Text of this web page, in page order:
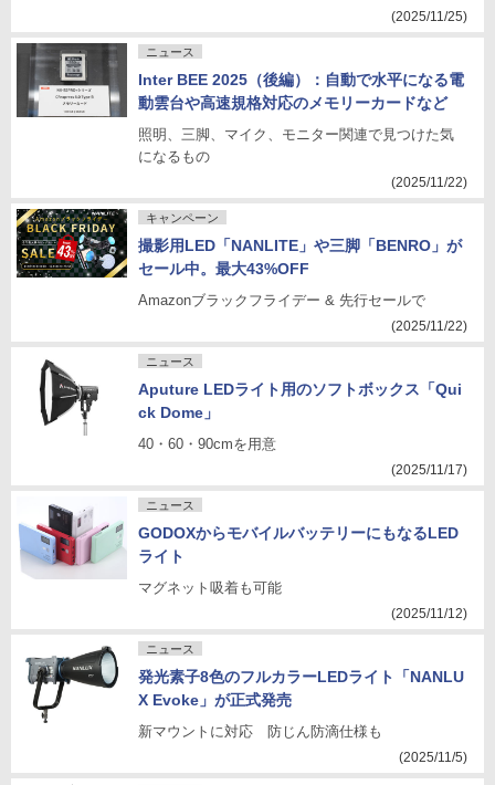
(2025/11/25)
ニュース
Inter BEE 2025（後編）：自動で水平になる電
動雲台や高速規格対応のメモリーカードなど
照明、三脚、マイク、モニター関連で見つけた気
になるもの
(2025/11/22)
キャンペーン
撮影用LED「NANLITE」や三脚「BENRO」が
セール中。最大43%OFF
Amazonブラックフライデー & 先行セールで
(2025/11/22)
ニュース
Aputure LEDライト用のソフトボックス「Qui
ck Dome」
40・60・90cmを用意
(2025/11/17)
ニュース
GODOXからモバイルバッテリーにもなるLED
ライト
マグネット吸着も可能
(2025/11/12)
ニュース
発光素子8色のフルカラーLEDライト「NANLU
X Evoke」が正式発売
新マウントに対応 防じん防滴仕様も
(2025/11/5)